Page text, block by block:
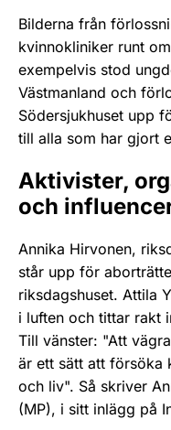
Bilderna från
kvinnokliniker runt
exempelvis stod
Västmanland och
Södersjukhuset upp
till alla som har gjort
Aktivister,
och
Annika Hirvonen,
står upp för
riksdagshuset. Attila
i luften och tittar rakt
Till vänster: "Att
är ett sätt att försöka
och liv". Så skriver
(MP), i sitt inlägg på